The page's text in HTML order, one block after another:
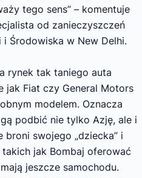
tego sens” – komentuje
od zanieczyszczeń
Środowiska w New Delhi.
rynek tak taniego auta
jak Fiat czy General Motors
modelem. Oznacza
podbić nie tylko Azję, ale i
broni swojego „dziecka” i
jak Bombaj oferować
jeszcze samochodu.